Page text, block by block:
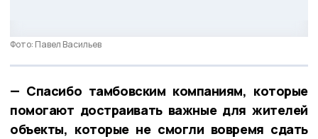
Фото: Павел Васильев
— Спасибо тамбовским компаниям, которые
помогают достраивать важные для жителей
объекты, которые не смогли вовремя сдать